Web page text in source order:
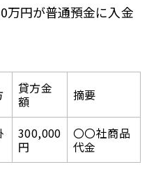
万円が普通預金に入金
貸方金
額
摘要
300,000
円
〇〇社商品
代金